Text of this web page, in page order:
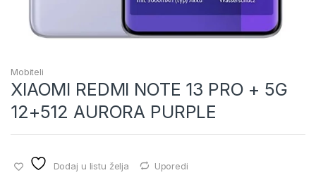
Mobiteli
XIAOMI REDMI NOTE 13 PRO + 5G
12+512 AURORA PURPLE
Dodaj u listu želja Uporedi